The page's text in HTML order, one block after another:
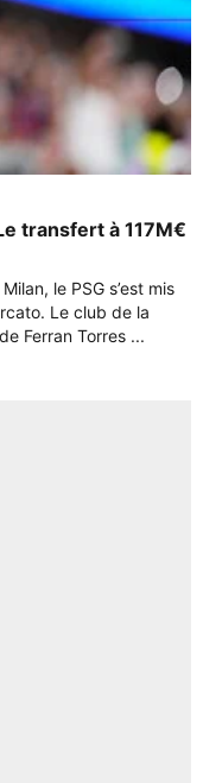
transfert à 117M€
le PSG s’est mis
Le club de la
Ferran Torres ...